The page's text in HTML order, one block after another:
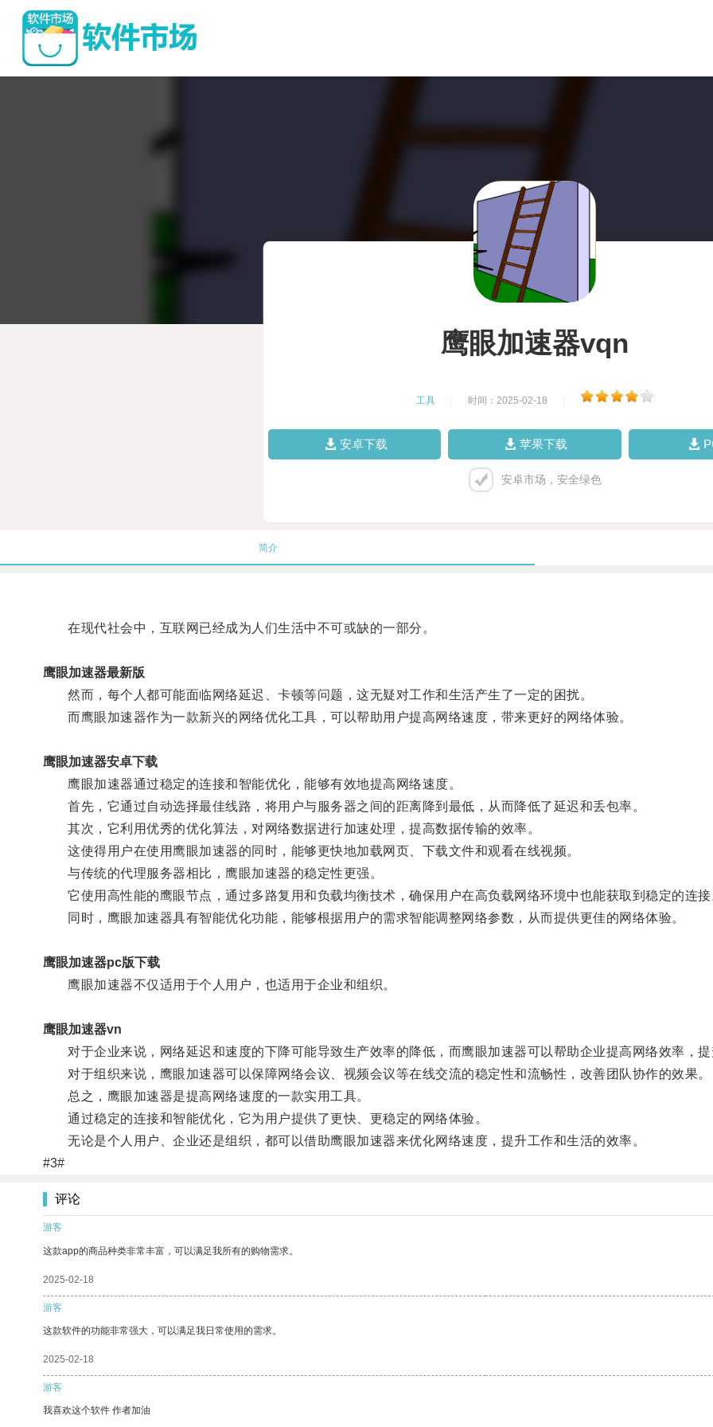
鹰眼加速器vqn
工具 时间：2025-02-18
安卓下载 苹果下载
安卓市场，安全绿色
简介
在现代社会中，互联网已经成为人们生活中不可或缺的一部分。
鹰眼加速器最新版
然而，每个人都可能面临网络延迟、卡顿等问题，这无疑对工作和生活产生了一定的困扰。
而鹰眼加速器作为一款新兴的网络优化工具，可以帮助用户提高网络速度，带来更好的网络体验。
鹰眼加速器安卓下载
鹰眼加速器通过稳定的连接和智能优化，能够有效地提高网络速度。
首先，它通过自动选择最佳线路，将用户与服务器之间的距离降到最低，从而降低了延迟和丢包率。
其次，它利用优秀的优化算法，对网络数据进行加速处理，提高数据传输的效率。
这使得用户在使用鹰眼加速器的同时，能够更快地加载网页、下载文件和观看在线视频。
与传统的代理服务器相比，鹰眼加速器的稳定性更强。
它使用高性能的鹰眼节点，通过多路复用和负载均衡技术，确保用户在高负载网络环境中也能获取到稳定的连接
同时，鹰眼加速器具有智能优化功能，能够根据用户的需求智能调整网络参数，从而提供更佳的网络体验。
鹰眼加速器pc版下载
鹰眼加速器不仅适用于个人用户，也适用于企业和组织。
鹰眼加速器vn
对于企业来说，网络延迟和速度的下降可能导致生产效率的降低，而鹰眼加速器可以帮助企业提高网络效率，提
对于组织来说，鹰眼加速器可以保障网络会议、视频会议等在线交流的稳定性和流畅性，改善团队协作的效果。
总之，鹰眼加速器是提高网络速度的一款实用工具。
通过稳定的连接和智能优化，它为用户提供了更快、更稳定的网络体验。
无论是个人用户、企业还是组织，都可以借助鹰眼加速器来优化网络速度，提升工作和生活的效率。
#3#
评论
游客
这款app的商品种类非常丰富，可以满足我所有的购物需求。
2025-02-18
游客
这款软件的功能非常强大，可以满足我日常使用的需求。
2025-02-18
游客
我喜欢这个软件 作者加油